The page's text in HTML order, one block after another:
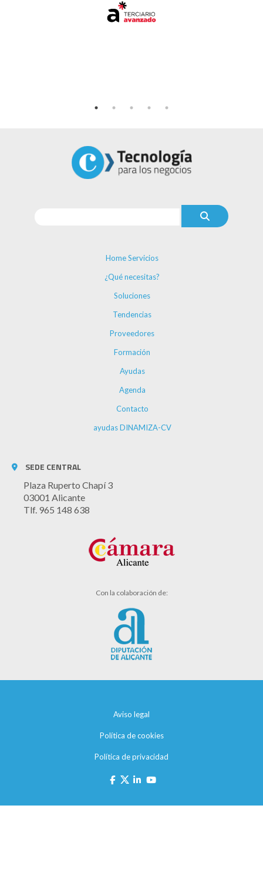
Home Servicios
¿Qué necesitas?
Soluciones
Tendencias
Proveedores
Formación
Ayudas
Agenda
Contacto
ayudas DINAMIZA-CV
SEDE CENTRAL
Plaza Ruperto Chapí 3
03001 Alicante
Tlf. 965 148 638
Con la colaboración de:
Aviso legal
Política de cookies
Política de privacidad